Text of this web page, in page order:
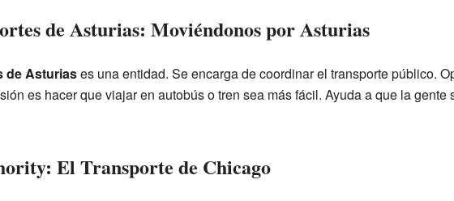
de Asturias: Moviéndonos por Asturias
de Asturiases una entidad. Se encarga de coordinar el transporte público.
es hacer que viajar en autobús o tren sea más fácil. Ayuda a que la gente
El Transporte de Chicago